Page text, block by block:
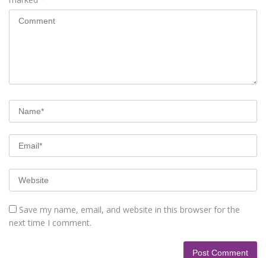
Save my name, email, and website in this browser for the
next time I comment.